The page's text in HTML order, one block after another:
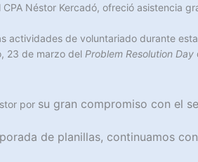
CPA Néstor Kercadó, ofreció asistencia
actividades de voluntariado durante
23 de marzo del Problem Resolution Day
por su gran compromiso con el
de planillas, continuamos